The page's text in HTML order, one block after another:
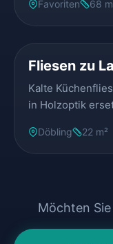
Favoriten 68
Fliesen zu
Kalte
in Holzoptik
Döbling 22 m²
Möchten